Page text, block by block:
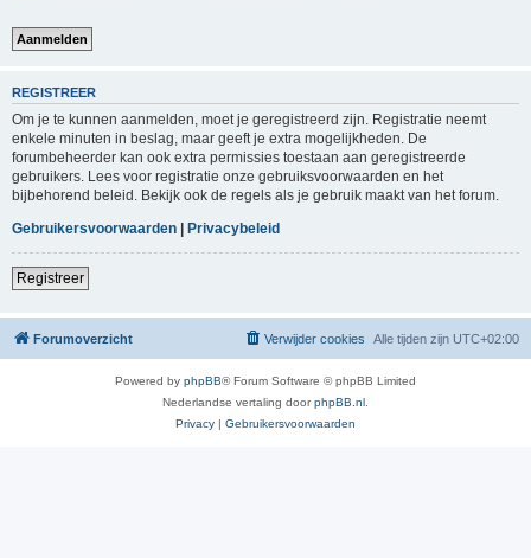
REGISTREER
Om je te kunnen aanmelden, moet je geregistreerd zijn. Registratie neemt
enkele minuten in beslag, maar geeft je extra mogelijkheden. De
forumbeheerder kan ook extra permissies toestaan aan geregistreerde
gebruikers. Lees voor registratie onze gebruiksvoorwaarden en het
bijbehorend beleid. Bekijk ook de regels als je gebruik maakt van het forum.
Gebruikersvoorwaarden
Privacybeleid
Registreer
Forumoverzicht Alle tijden zijn UTC+02:00
Verwijder cookies
Powered by phpBB® Forum Software © phpBB Limited
Nederlandse vertaling doorphpBB.nl
Privacy | Gebruikersvoorwaarden